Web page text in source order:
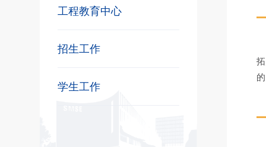
工程教育中心
招生工作
学生工作